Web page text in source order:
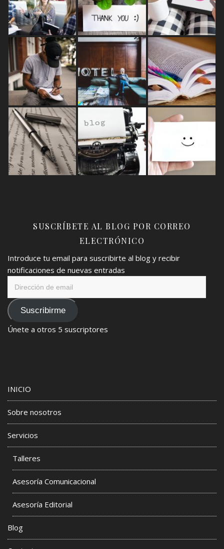
SUSCRÍBETE AL BLOG POR CORREO
ELECTRÓNICO
Introduce tu email para suscribirte al blog y recibir
notificaciones de nuevas entradas
emailSuscribirme
Únete a otros 5 suscriptores
INICIO
Sobre nosotros
Servicios
Talleres
Asesoría Comunicacional
Asesoría Editorial
Blog